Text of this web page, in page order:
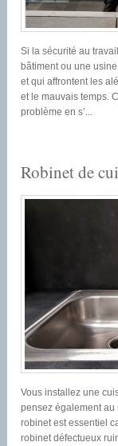
Si la sécurité au
bâtiment ou une
et qui affrontent les
et le mauvais temps.
problème en s’...
Robinet de
Vous installez une
pensez également au
robinet est essentiel
robinet défectueux